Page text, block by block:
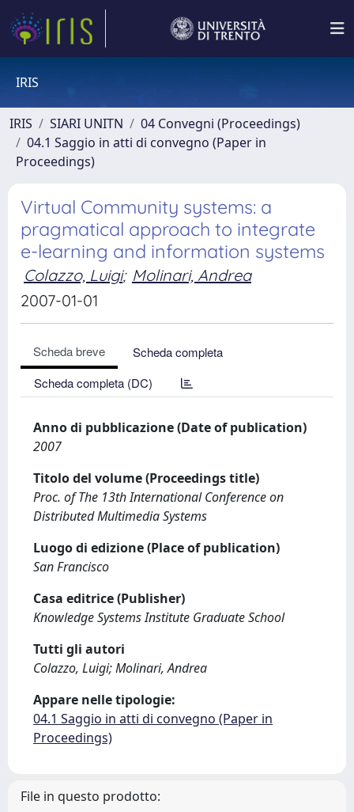
IRIS
IRIS SIARI UNITN
04 Convegni (Proceedings)
04.1 Saggio in atti di convegno (Paper in
Proceedings)
Virtual Community systems: a
pragmatical approach to integrate
e-learning and information systems
Colazzo, Luigi; Molinari, Andrea
2007-01-01
Scheda breve
Scheda completa
Scheda completa (DC)
Anno di pubblicazione (Date of publication)
2007
Titolo del volume (Proceedings title)
Proc. of The 13th International Conference on
Distributed Multimedia Systems
Luogo di edizione (Place of publication)
San Francisco
Casa editrice (Publisher)
Knowledge Systems Institute Graduate School
Tutti gli autori
Colazzo, Luigi; Molinari, Andrea
Appare nelle tipologie:
04.1 Saggio in atti di convegno (Paper in
Proceedings)
File in questo prodotto: